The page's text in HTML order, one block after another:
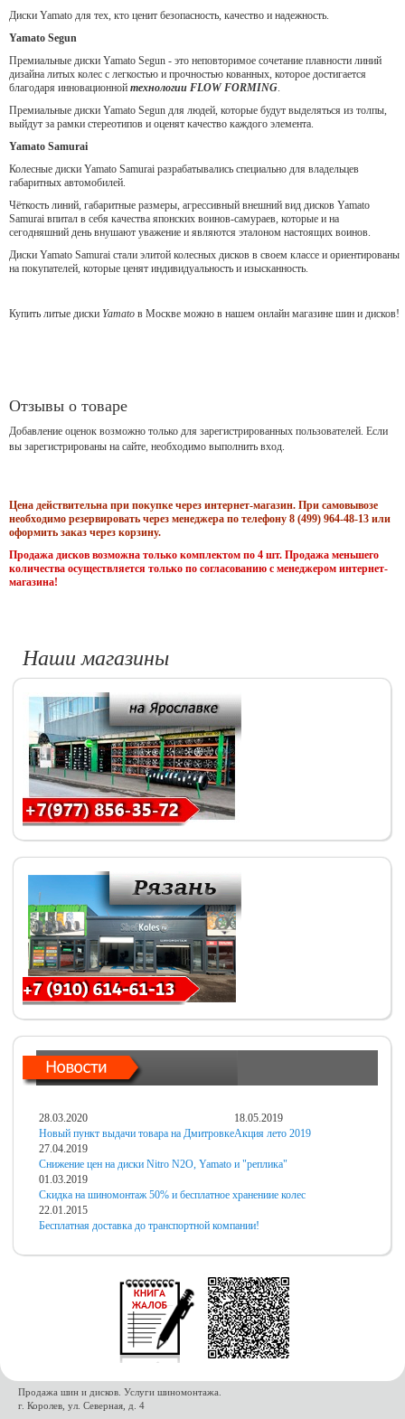
Диски Yamato для тех, кто ценит безопасность, качество и надежность.
Yamato Segun
Премиальные диски Yamato Segun - это неповторимое сочетание плавности линий
дизайна литых колес с легкостью и прочностью кованных, которое достигается
благодаря инновационной технологии FLOW FORMING.
Премиальные диски Yamato Segun для людей, которые будут выделяться из толпы,
выйдут за рамки стереотипов и оценят качество каждого элемента.
Yamato Samurai
Колесные диски Yamato Samurai разрабатывались специально для владельцев
габаритных автомобилей.
Чёткость линий, габаритные размеры, агрессивный внешний вид дисков Yamato
Samurai впитал в себя качества японских воинов-самураев, которые и на
сегодняшний день внушают уважение и являются эталоном настоящих воинов.
Диски Yamato Samurai стали элитой колесных дисков в своем классе и ориентированы
на покупателей, которые ценят индивидуальность и изысканность.
Купить литые диски Yamato в Москве можно в нашем онлайн магазине шин и дисков!
Отзывы о товаре
Добавление оценок возможно только для зарегистрированных пользователей. Если
вы зарегистрированы на сайте, необходимо выполнить вход.
Цена действительна при покупке через интернет-магазин. При самовывозе
необходимо резервировать через менеджера по телефону 8 (499) 964-48-13 или
оформить заказ через корзину.
Продажа дисков возможна только комплектом по 4 шт. Продажа меньшего
количества осуществляется только по согласованию с менеджером интернет-
магазина!
Наши магазины
28.03.2020
Новый пункт выдачи товара на Дмитровке
18.05.2019
Акция лето 2019
27.04.2019
Снижение цен на диски Nitro N2O, Yamato и "реплика"
01.03.2019
Скидка на шиномонтаж 50% и бесплатное хранениие колес
22.01.2015
Бесплатная доставка до транспортной компании!
Продажа шин и дисков. Услуги шиномонтажа.
г. Королев, ул. Северная, д. 4